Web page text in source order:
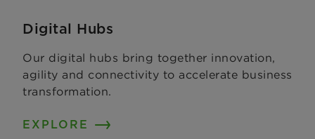
Digital Hubs
Our digital hubs bring together innovation,
agility and connectivity to accelerate business
transformation.
EXPLORE